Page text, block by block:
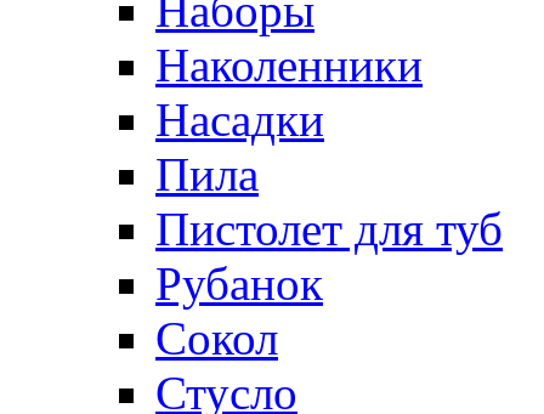
Наколенники
Насадки
Пила
Пистолет для туб
Рубанок
Сокол
Стусло